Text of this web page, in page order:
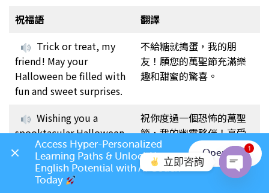
祝福語
翻譯
Trick or treat, my
friend! May your
Halloween be filled with
fun and sweet surprises.
不給糖就搗蛋，我的朋
友！願您的萬聖節充滿樂
趣和甜蜜的驚喜。
Wishing you a
spooktacular Halloween,
my spooky pal! Have a
frighteningly good time!
祝你度過一個恐怖的萬聖
節，我的幽靈夥伴！享受
可怕的時光吧！
Hope your
立即咨詢
1
Access Hyper-Personalized
Learning Paths & Unlock Your
English Potential with AI Coach
Today
Open App